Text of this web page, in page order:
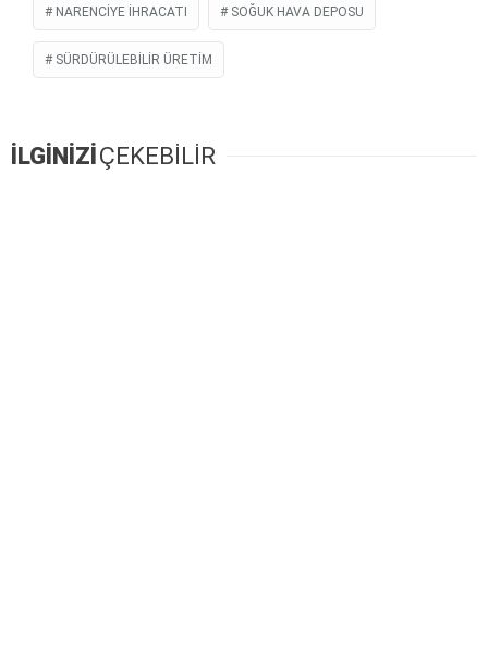
NARENCIYE İHRACATI SOĞUK HAVA DEPOSU
SÜRDÜRÜLEBILIR ÜRETIM
İLGİNİZİÇEKEBİLİR